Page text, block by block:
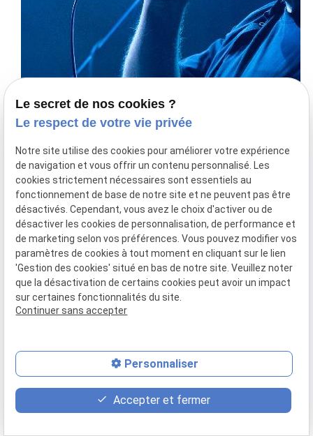
Tributes to Tribute to
Tribute Phil Collins - Genesis - Live
dans les Hauts de France
place
Plan d'accès
contact_page
Contact
phone
06 14 39 24 01
Le secret de nos cookies ?
Le respect de votre vie privée
Notre site utilise des cookies pour améliorer votre expérience
de navigation et vous offrir un contenu personnalisé. Les
cookies strictement nécessaires sont essentiels au
fonctionnement de base de notre site et ne peuvent pas être
désactivés. Cependant, vous avez le choix d'activer ou de
désactiver les cookies de personnalisation, de performance et
de marketing selon vos préférences. Vous pouvez modifier vos
paramètres de cookies à tout moment en cliquant sur le lien
'Gestion des cookies' situé en bas de notre site. Veuillez noter
que la désactivation de certains cookies peut avoir un impact
sur certaines fonctionnalités du site.
Continuer sans accepter
Personnaliser
Accepter et fermer